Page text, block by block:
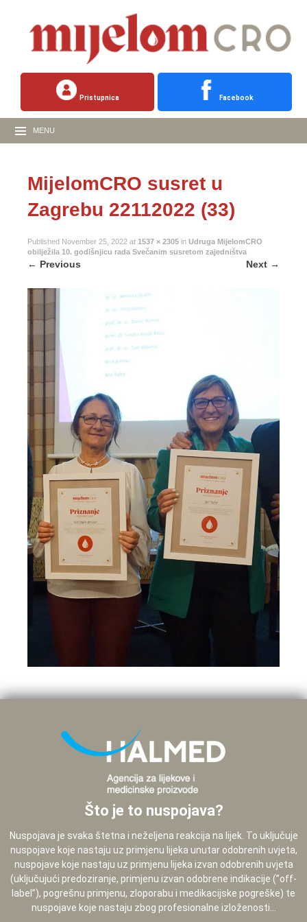
Pristupnica Facebook
MENU
MijelomCRO susret u
Zagrebu 22112022 (33)
Published November 25, 2022 at 1537 × 2305 in Udruga MijelomCRO
obilježila 10. godišnjicu rada Svečanim susretom zajedništva
← Previous Next →
Što je to nuspojava?
Nuspojava je svaka štetna i neželjena reakcija na lijek. To uključuje
nuspojave koje nastaju uz primjenu lijeka unutar odobrenih uvjeta,
nuspojave koje nastaju uz primjenu lijeka izvan odobrenih uvjeta
(uključujući predoziranje, primjenu izvan odobrene indikacije (”off-
label”), pogrešnu primjenu, zloporabu i medikacijske pogreške) te
nuspojave koje nastaju zbog profesionalne izloženosti...